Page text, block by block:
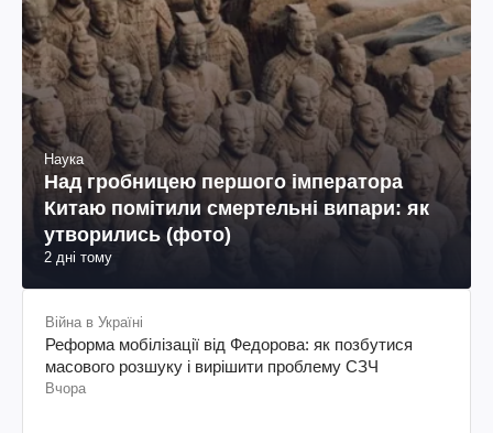
Наука
Над гробницею першого імператора
Китаю помітили смертельні випари: як
утворились (фото)
2 дні тому
Війна в Україні
Реформа мобілізації від Федорова: як позбутися
масового розшуку і вирішити проблему СЗЧ
Вчора